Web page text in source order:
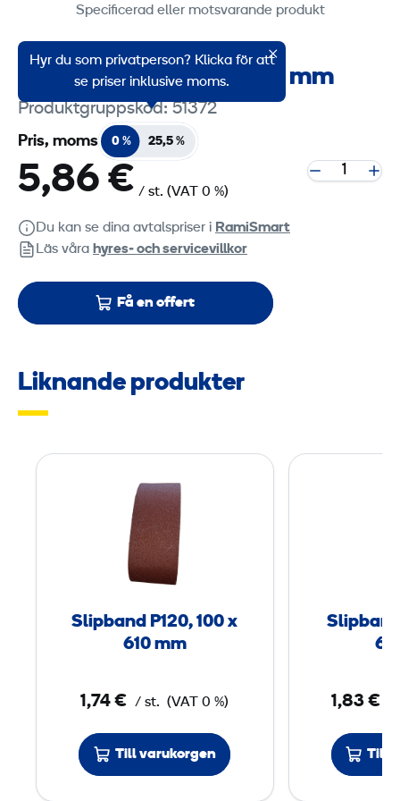
Specificerad eller motsvarande produkt
Slipband P36, 100 x 610 mm
Produktgruppskod: 51372
Hyr du som privatperson? Klicka för att
se priser inklusive moms.
Pris, moms 0 % 25,5 %
5,86 € / st. (VAT 0 %)
Du kan se dina avtalspriser i RamiSmart
Läs våra hyres‑ och servicevillkor
Få en offert
Liknande produkter
l
p
b
a
n
2
0
,
1
Slipband P120, 100 x
610 mm
1,74 € / st. (VAT 0 %)
Till varukorgen
1,83 €
Till